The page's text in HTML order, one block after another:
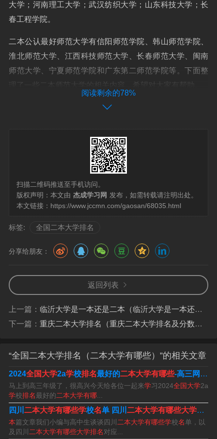
大学；河南理工大学；武汉纺织大学；山东科技大学；长
春工程学院。
二本公认最好师范大学有信阳师范学院、韩山师范学院、
淮北师范大学、江西科技师范大学、长春师范大学、闽南
师范大学、宁夏师范学院和广东第二师范学院等。下面整
理了一些二本师范大学的相关内容，希望对大家有帮助。
1、浙江大学在软科中国大学排名(2022)中位列全国第3
名，仅次于清华大学和北京大学。在US News 2023年世界
大学排行榜中，浙江大学排名全国第4。此外，浙江大学在
泰晤士高等教育(THE)世界大学排名(2023)中位列全国第
6。
2、截止2024年2月21日该大学全国排名第3名。根据查询
中国教育在线官网显示，浙江大学在全国软科排名是第3
名，校友会排名是第4名。
4、浙江公办二本大学排名是：宁波大学（587分）宁波大
学（Ningbo University），简称“宁大”，坐落于浙江省宁波
市，是中华人民共和国教育部、浙江省人民政府、宁波市
5、根据2021年中国大陆综合性大学排名，浙江省的12所
公办本科二本大学的排名情况如下：杭州电子科技大学：
杭州电子科技大学在中国大陆的大学综合排名中位列约100
位左右。
阅读剩余的78%
扫描二维码推送至手机访问。
版权声明：本文由 杰成学习网 发布，如需转载请注明出处。
本文链接： https://www.jccmn.com/gaosan/68035.html
标签: 全国二本大学排名
分享给朋友：
返回列表
上一篇： 临沂大学是一本还是二本（临沂大学是一本还是二本学校）
下一篇： 重庆二本大学排名（重庆二本大学排名及分数线文科）
“全国二本大学排名（二本大学有哪些）”的相关文章
2024全国大学2a学校排名最好的二本大学有哪些-高三网 全国
马上到高三年级了，很高兴今天给各位一起来学习2024全国大学2a
学校排名最好的二本大学有哪
四川 二本大学有哪些学校名单 四川 二本大学有哪些大学排名
本篇文章我们小编与高中生谈谈四川 二本大学有哪些学校名单，以
及四川 二本大学有哪些大学排名对应...